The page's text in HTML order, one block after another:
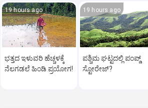
19 hours ago
ಭತ್ತದ ಇಳುವರಿ ಹೆಚ್ಚಳಕ್ಕೆ
ನೆಲಗಡಲೆ ಹಿಂಡಿ ಪ್ರಯೋಗ!
19 hours ago
ಪಶ್ಚಿಮ ಘಟ್ಟದಲ್ಲಿ ಪಂಪ್ಡ್
ಸ್ಟೋರೇಜ್‌?